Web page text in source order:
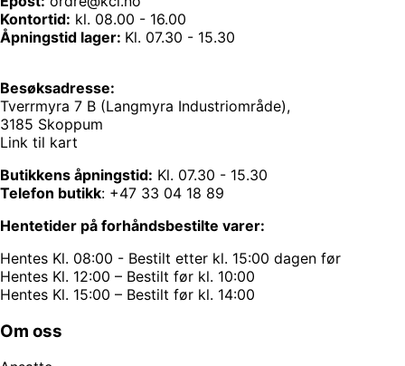
Kontortid: kl. 08.00 - 16.00
Åpningstid lager: Kl. 07.30 - 15.30
Besøksadresse:
Tverrmyra 7 B (Langmyra Industriområde),
3185 Skoppum
Link til kart
Butikkens åpningstid: Kl. 07.30 - 15.30
Telefon butikk: +47 33 04 18 89
Hentetider på forhåndsbestilte varer:
Hentes Kl. 08:00 - Bestilt etter kl. 15:00 dagen før
Hentes Kl. 12:00 – Bestilt før kl. 10:00
Hentes Kl. 15:00 – Bestilt før kl. 14:00
Om oss